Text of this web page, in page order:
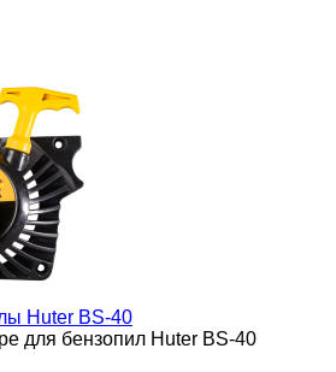
Huter BS-40
для бензопил Huter BS-40